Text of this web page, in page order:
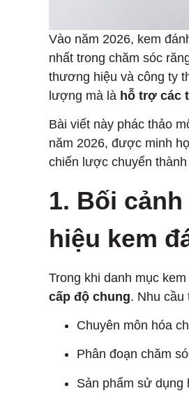
Vào năm 2026, kem
nhất trong chăm sóc
thương hiệu và công ty
lượng mà là hỗ trợ các
Bài viết này phác thảo
năm 2026, được minh
chiến lược chuyển
1. Bối
hiệu kem
Trong khi danh mục
cấp độ chung. Nhu cầu
Chuyên môn hóa
Phân đoạn chăm
Sản phẩm sử dụng